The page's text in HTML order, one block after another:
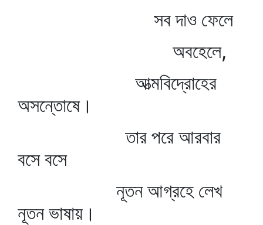
সব দাও ফেলে
অবহেলে,
আত্মবিদ্রোহের
অসন্তোষে।
তার পরে আরবার
বসে বসে
নূতন আগ্রহে লেখ
নূতন ভাষায়।